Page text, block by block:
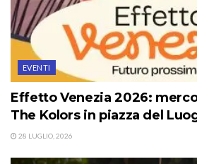
EVENTI
Effetto Venezia 2026:
The Kolors in piazza del
28 LUGLIO, 2026